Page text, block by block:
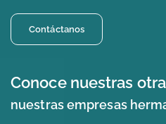
Contáctanos
Conoce nuestras
nuestras empresas